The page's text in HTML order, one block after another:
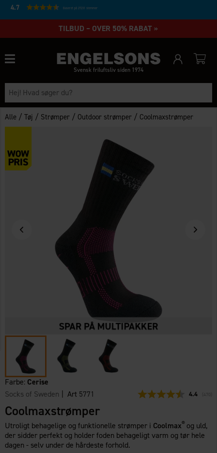
4.7 Baseret på 27231 stemmer
TILBUD – OVER 50% RABAT »
Svensk friluftsliv siden 1974
Alle /Tøj / Strømper / Outdoor strømper / Coolmaxstrømper
Farbe: Cerise
Socks of Sweden | Art 5771 4.4 470
Coolmaxstrømper
Utroligt behagelige og funktionelle strømper i Coolmax® og uld,
der sidder perfekt og holder foden behageligt varm og tør hele
dagen - selv under de hårdeste forhold.